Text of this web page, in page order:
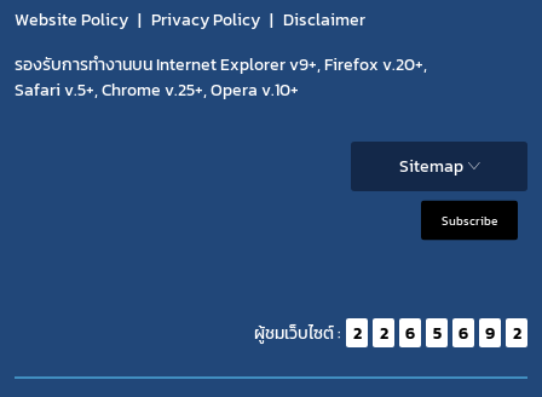
Website Policy
Privacy Policy
Disclaimer
รองรับการทำงานบน Internet Explorer v9+, Firefox v.20+,
Safari v.5+, Chrome v.25+, Opera v.10+
Sitemap
Subscribe
ผู้ชมเว็บไซต์ : 2 2 6 5 6 9 2